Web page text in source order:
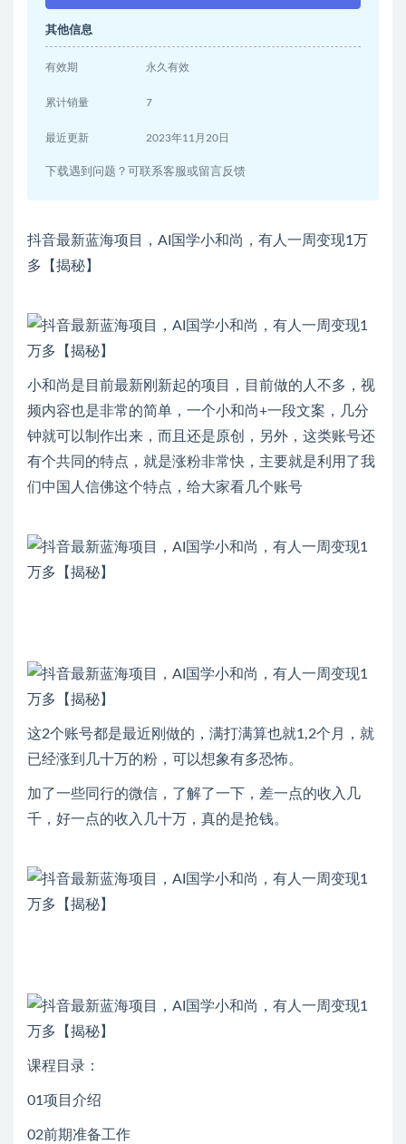
其他信息
有效期 永久有效
累计销量 7
最近更新 2023年11月20日
下载遇到问题？可联系客服或留言反馈
抖音最新蓝海项目，AI国学小和尚，有人一周变现1万
多【揭秘】
小和尚是目前最新刚新起的项目，目前做的人不多，视
频内容也是非常的简单，一个小和尚+一段文案，几分
钟就可以制作出来，而且还是原创，另外，这类账号还
有个共同的特点，就是涨粉非常快，主要就是利用了我
们中国人信佛这个特点，给大家看几个账号
这2个账号都是最近刚做的，满打满算也就1,2个月，就
已经涨到几十万的粉，可以想象有多恐怖。
加了一些同行的微信，了解了一下，差一点的收入几
千，好一点的收入几十万，真的是抢钱。
课程目录：
01项目介绍
02前期准备工作